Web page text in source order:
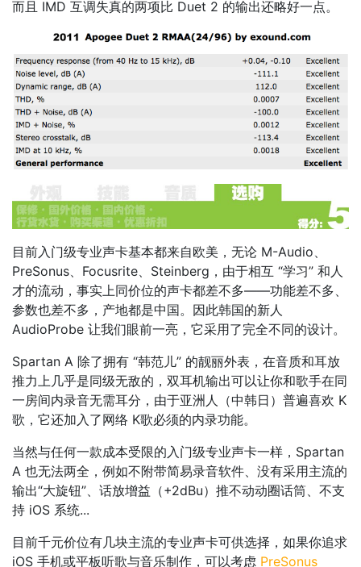
而且 IMD 互调失真的两项比 Duet 2 的输出还略好一点。
目前入门级专业声卡基本都来自欧美，无论 M-Audio、
PreSonus、Focusrite、Steinberg，由于相互 “学习” 和人
才的流动，事实上同价位的声卡都差不多——功能差不多、
参数也差不多，产地都是中国。因此韩国的新人
AudioProbe 让我们眼前一亮，它采用了完全不同的设计。
Spartan A 除了拥有 “韩范儿” 的靓丽外表，在音质和耳放
推力上几乎是同级无敌的，双耳机输出可以让你和歌手在同
一房间内录音无需耳分，由于亚洲人（中韩日）普遍喜欢 K
歌，它还加入了网络 K歌必须的内录功能。
当然与任何一款成本受限的入门级专业声卡一样，Spartan
A 也无法两全，例如不附带简易录音软件、没有采用主流的
输出“大旋钮”、话放增益（+2dBu）推不动动圈话筒、不支
持 iOS 系统...
目前千元价位有几块主流的专业声卡可供选择，如果你追求
iOS 手机或平板听歌与音乐制作，可以考虑 PreSonus